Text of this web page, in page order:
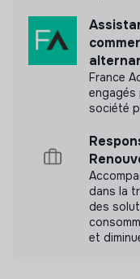
France
engagés
société
dans la
des
et